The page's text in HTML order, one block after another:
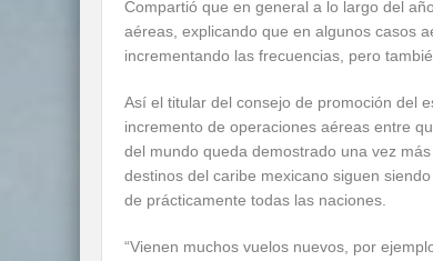
Compartió que en general a lo largo del
aéreas, explicando que en algunos casos
incrementando las frecuencias, pero
Así el titular del consejo de promoción del
incremento de operaciones aéreas entre
del mundo queda demostrado una vez
destinos del caribe mexicano siguen
de prácticamente todas las naciones.
“Vienen muchos vuelos nuevos, por